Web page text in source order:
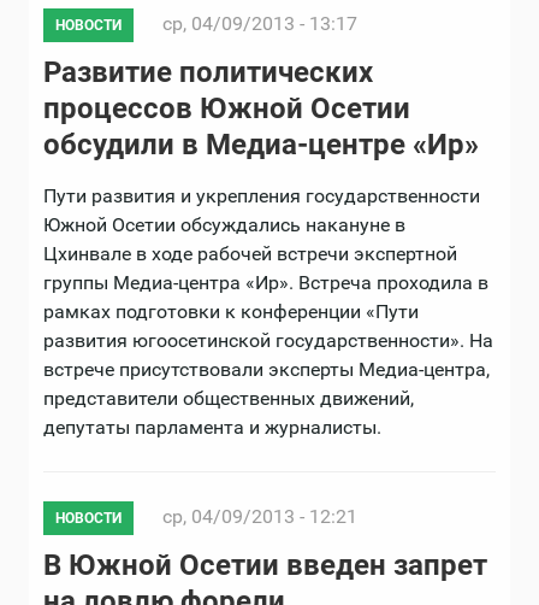
НОВОСТИ ср, 04/09/2013 - 13:17
Развитие политических
процессов Южной Осетии
обсудили в Медиа-центре «Ир»
Пути развития и укрепления государственности
Южной Осетии обсуждались накануне в
Цхинвале в ходе рабочей встречи экспертной
группы Медиа-центра «Ир». Встреча проходила в
рамках подготовки к конференции «Пути
развития югоосетинской государственности». На
встрече присутствовали эксперты Медиа-центра,
представители общественных движений,
депутаты парламента и журналисты.
НОВОСТИ ср, 04/09/2013 - 12:21
В Южной Осетии введен запрет